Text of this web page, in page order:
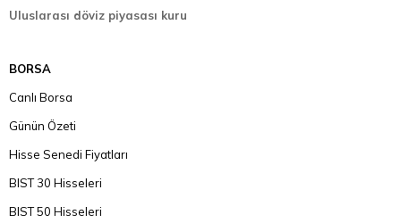
Uluslarası döviz piyasası kuru
BORSA
Canlı Borsa
Günün Özeti
Hisse Senedi Fiyatları
BIST 30 Hisseleri
BIST 50 Hisseleri